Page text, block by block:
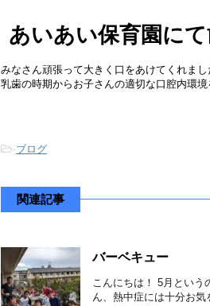
あいあい保育園に
みなさん頑張って大きく口をあけてくれまし
乳歯の時期からお子さんの適切な口腔内環境
-ブログ
関連記事
バーベキュー
こんにちは！ 5月とい
ん、熱中症には十分お